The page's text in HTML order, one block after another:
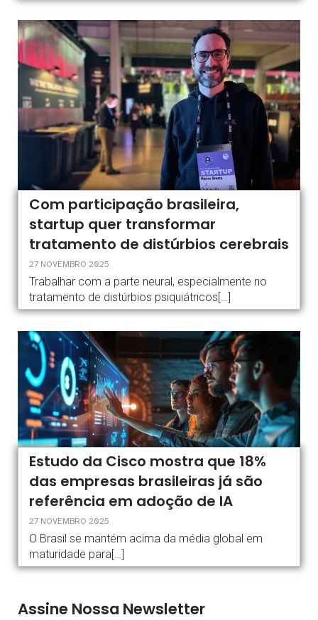
Com participação brasileira,
startup quer transformar
tratamento de distúrbios cerebrais
27 NOVEMBRO 2025
Trabalhar com a parte neural, especialmente no
tratamento de distúrbios psiquiátricos[…]
Estudo da Cisco mostra que 18%
das empresas brasileiras já são
referência em adoção de IA
27 NOVEMBRO 2025
O Brasil se mantém acima da média global em
maturidade para[…]
Assine Nossa Newsletter